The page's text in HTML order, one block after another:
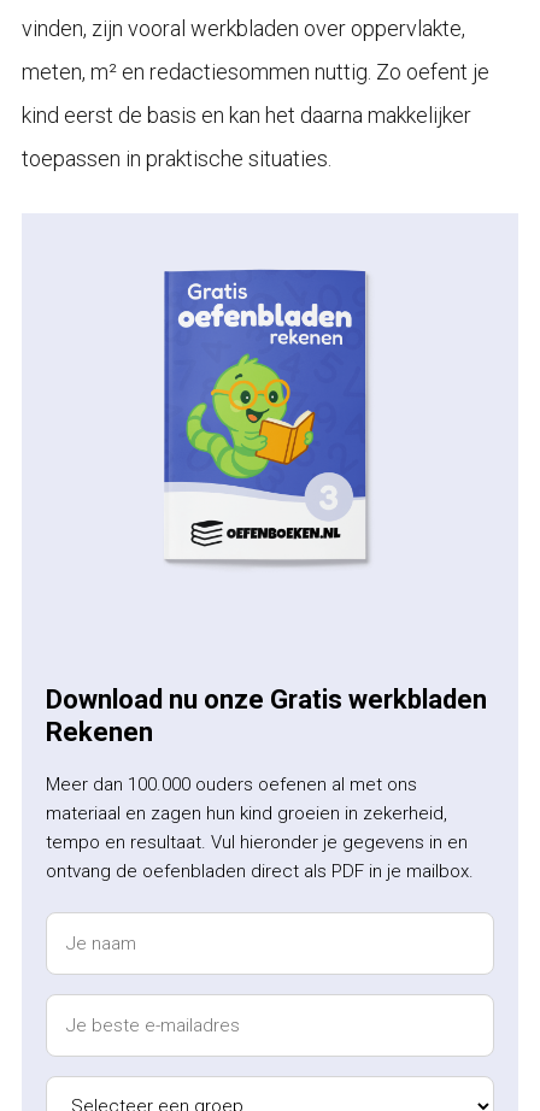
vinden, zijn vooral werkbladen over oppervlakte,
meten, m² en redactiesommen nuttig. Zo oefent je
kind eerst de basis en kan het daarna makkelijker
toepassen in praktische situaties.
Download nu onze Gratis werkbladen
Rekenen
Meer dan 100.000 ouders oefenen al met ons
materiaal en zagen hun kind groeien in zekerheid,
tempo en resultaat. Vul hieronder je gegevens in en
ontvang de oefenbladen direct als PDF in je mailbox.